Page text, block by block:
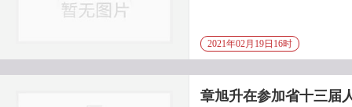
2021年02月19日16时
章旭升在参加省十三届